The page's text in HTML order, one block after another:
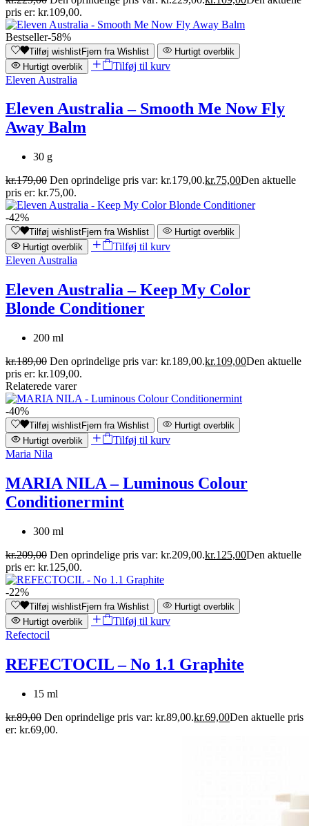
pris er: kr.109,00.
Bestseller-58%
Tilføj wishlistFjern fra Wishlist
Hurtigt overblik
Hurtigt overblik
Tilføj til kurv
Eleven Australia
Eleven Australia – Smooth Me Now Fly
Away Balm
30 g
kr.179,00 Den oprindelige pris var: kr.179,00.kr.75,00Den aktuelle
pris er: kr.75,00.
-42%
Tilføj wishlistFjern fra Wishlist
Hurtigt overblik
Hurtigt overblik
Tilføj til kurv
Eleven Australia
Eleven Australia – Keep My Color
Blonde Conditioner
200 ml
kr.189,00 Den oprindelige pris var: kr.189,00.kr.109,00Den aktuelle
pris er: kr.109,00.
Relaterede varer
-40%
Tilføj wishlistFjern fra Wishlist
Hurtigt overblik
Hurtigt overblik
Tilføj til kurv
Maria Nila
MARIA NILA – Luminous Colour
Conditionermint
300 ml
kr.209,00 Den oprindelige pris var: kr.209,00.kr.125,00Den aktuelle
pris er: kr.125,00.
-22%
Tilføj wishlistFjern fra Wishlist
Hurtigt overblik
Hurtigt overblik
Tilføj til kurv
Refectocil
REFECTOCIL – No 1.1 Graphite
15 ml
kr.89,00 Den oprindelige pris var: kr.89,00.kr.69,00Den aktuelle pris
er: kr.69,00.